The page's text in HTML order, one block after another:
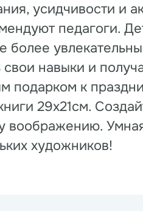
усидчивости и
педагоги.
более
навыки и
подарком к
29х21см.
воображению.
художников!